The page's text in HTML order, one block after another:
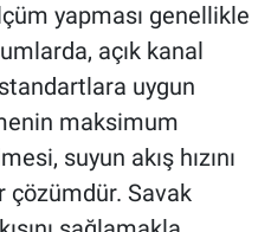
yapması genellikle
açık kanal
uygun
maksimum
suyun akış hızını
Savak